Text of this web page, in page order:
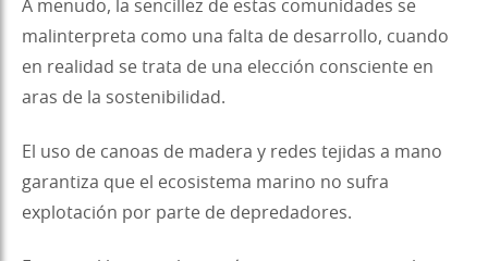
A menudo, la sencillez de estas comunidades se
malinterpreta como una falta de desarrollo, cuando
en realidad se trata de una elección consciente en
aras de la sostenibilidad.
El uso de canoas de madera y redes tejidas a mano
garantiza que el ecosistema marino no sufra
explotación por parte de depredadores.